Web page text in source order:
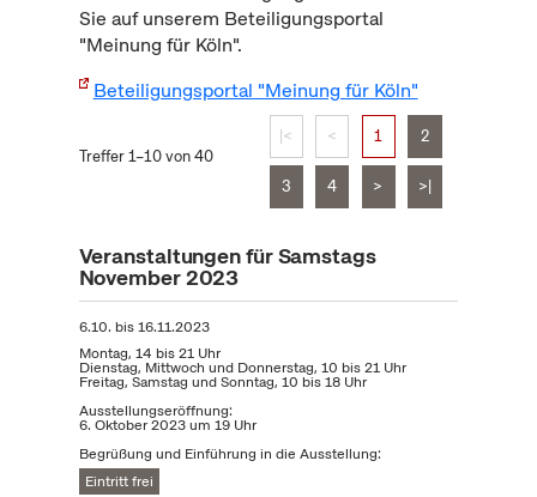
Sie auf unserem Beteiligungsportal
"Meinung für Köln".
Beteiligungsportal "Meinung für Köln"
Treffer 1–10 von 40
|< < 1 2
3 4 > >|
Veranstaltungen für Samstags
November 2023
6.10. bis16.11.2023
Montag, 14 bis 21 Uhr
Dienstag, Mittwoch und Donnerstag, 10 bis 21 Uhr
Freitag, Samstag und Sonntag, 10 bis 18 Uhr
Ausstellungseröffnung:
6. Oktober 2023 um 19 Uhr
Begrüßung und Einführung in die Ausstellung:
Eintritt frei